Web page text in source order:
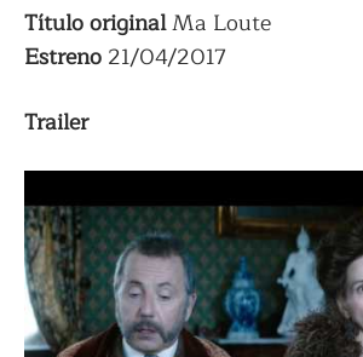
TítulooriginalMa Loute
Estreno 21/04/2017
Trailer